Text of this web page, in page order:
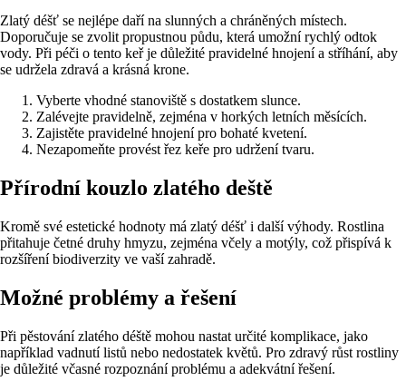
Zlatý déšť se nejlépe daří na slunných a chráněných místech.
Doporučuje se zvolit propustnou půdu, která umožní rychlý odtok
vody. Při péči o tento keř je důležité pravidelné hnojení a stříhání, aby
se udržela zdravá a krásná krone.
Vyberte vhodné stanoviště s dostatkem slunce.
Zalévejte pravidelně, zejména v horkých letních měsících.
Zajistěte pravidelné hnojení pro bohaté kvetení.
Nezapomeňte provést řez keře pro udržení tvaru.
Přírodní kouzlo zlatého deště
Kromě své estetické hodnoty má zlatý déšť i další výhody. Rostlina
přitahuje četné druhy hmyzu, zejména včely a motýly, což přispívá k
rozšíření biodiverzity ve vaší zahradě.
Možné problémy a řešení
Při pěstování zlatého déště mohou nastat určité komplikace, jako
například vadnutí listů nebo nedostatek květů. Pro zdravý růst rostliny
je důležité včasné rozpoznání problému a adekvátní řešení.